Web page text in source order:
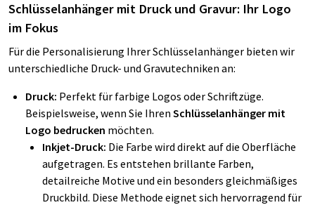
Schlüsselanhänger mit Druck und Gravur: Ihr Logo
im Fokus
Für die Personalisierung Ihrer Schlüsselanhänger bieten wir
unterschiedliche Druck- und Gravutechniken an:
Druck: Perfekt für farbige Logos oder Schriftzüge.
Beispielsweise, wenn Sie Ihren Schlüsselanhänger mit
Logo bedrucken möchten.
Inkjet-Druck: Die Farbe wird direkt auf die Oberfläche
aufgetragen. Es entstehen brillante Farben,
detailreiche Motive und ein besonders gleichmäßiges
Druckbild. Diese Methode eignet sich hervorragend für